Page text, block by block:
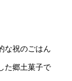
な祝のごはん
た郷土菓子で